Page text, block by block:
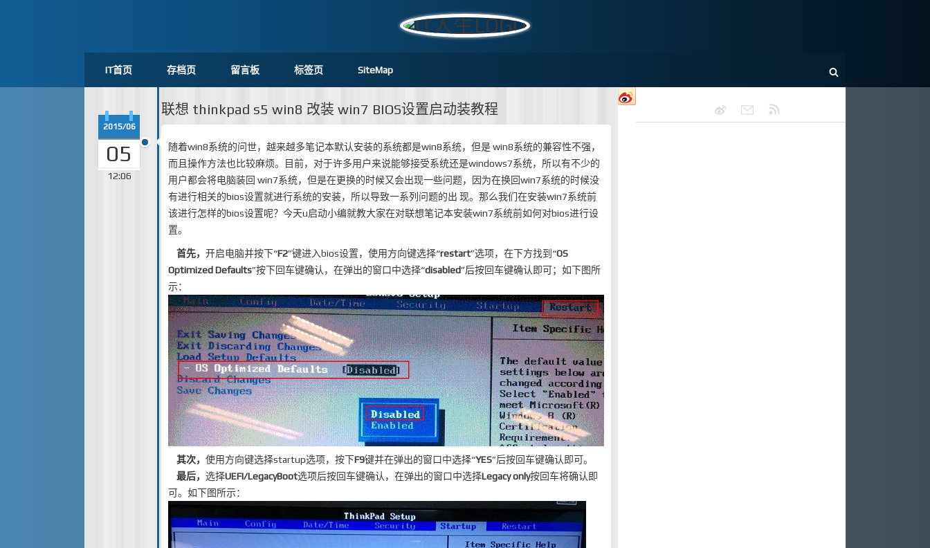
IT首页 存档页 留言板 标签页 SiteMap
联想 thinkpad s5 win8 改装 win7 BIOS设置启动装教程
2015/06
05
12:06
随着win8系统的问世，越来越多笔记本默认安装的系统都是win8系统，但是 win8系统的兼容性不强，
而且操作方法也比较麻烦。目前，对于许多用户来说能够接受系统还是windows7系统，所以有不少的
用户都会将电脑装回 win7系统，但是在更换的时候又会出现一些问题，因为在换回win7系统的时候没
有进行相关的bios设置就进行系统的安装，所以导致一系列问题的出 现。那么我们在安装win7系统前
该进行怎样的bios设置呢？今天u启动小编就教大家在对联想笔记本安装win7系统前如何对bios进行设
置。
首先，开启电脑并按下“F2”键进入bios设置，使用方向键选择“restart”选项，在下方找到“OS
Optimized Defaults”按下回车键确认，在弹出的窗口中选择“disabled”后按回车键确认即可；如下图所
示：
其次，使用方向键选择startup选项，按下F9键并在弹出的窗口中选择“YES”后按回车键确认即可。
最后，选择UEFI/LegacyBoot选项后按回车键确认，在弹出的窗口中选择Legacy only按回车将确认即
可。如下图所示：